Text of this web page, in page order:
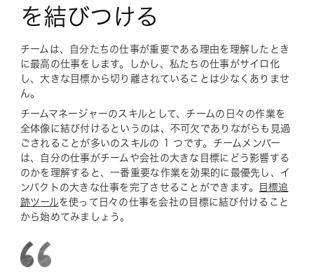
を結びつける
チームは、自分たちの仕事が重要である理由を理解したとき
に最高の仕事をします。しかし、私たちの仕事がサイロ化
し、大きな目標から切り離されていることは少なくありませ
ん。
チームマネージャーのスキルとして、チームの日々の作業を
全体像に結び付けるというのは、不可欠でありながらも見過
ごされることが多いのスキルの 1 つです。チームメンバー
は、自分の仕事がチームや会社の大きな目標にどう影響する
のかを理解すると、一番重要な作業を効果的に最優先し、イ
ンパクトの大きな仕事を完了させることができます。
目標追
跡ツールを使って日々の仕事を会社の目標に結び付けること
から始めてみましょう。